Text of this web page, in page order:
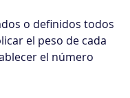
o definidos todos
el peso de cada
el número